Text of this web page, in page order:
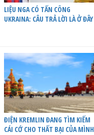
LIỆU NGA CÓ TẤN CÔNG
UKRAINA: CÂU TRẢ LỜI LÀ Ở ĐÂY
ĐIỆN KREMLIN ĐANG TÌM KIẾM
CÁI CỚ CHO THẤT BẠI CỦA MÌNH